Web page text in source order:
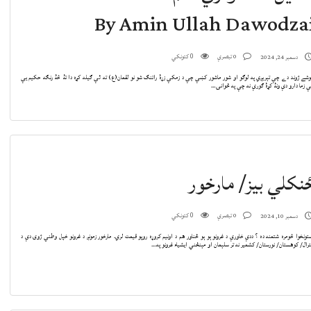
By Amin Ullah
دسمبر 24, 2024 0کتونکي
ژوند دے چې تېريږي په لوګو او شور ماشور کښې چې د زمکې زړۀ راتنګ شو نو لقمان(ع) ته ئې ګيله کړه دا تۀ څۀ رنګه حکيم يې
زما دارو دې ونۀ کړۀ ګورې نه چې په ځوانۍ…
بيز/ مارخور
دسمبر 10, 2024 0کتونکي
څومره شتمنه ده ؟ ددې خاورې د غرونو ېو ېو ځناور هم د اونيم کروړه روپو قيمت لري. مارخور زمونږ د غرونو خپل وطني ژوۍ دې د
کوهستان/ نورستان/ کشمير نه تر سلېمان او مېنځني ايشياء غرونو په…